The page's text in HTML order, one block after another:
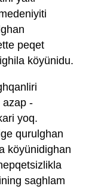
peqet
köyünidu.
azap -
yoq.
qurulghan
köyünidighan
saghlam